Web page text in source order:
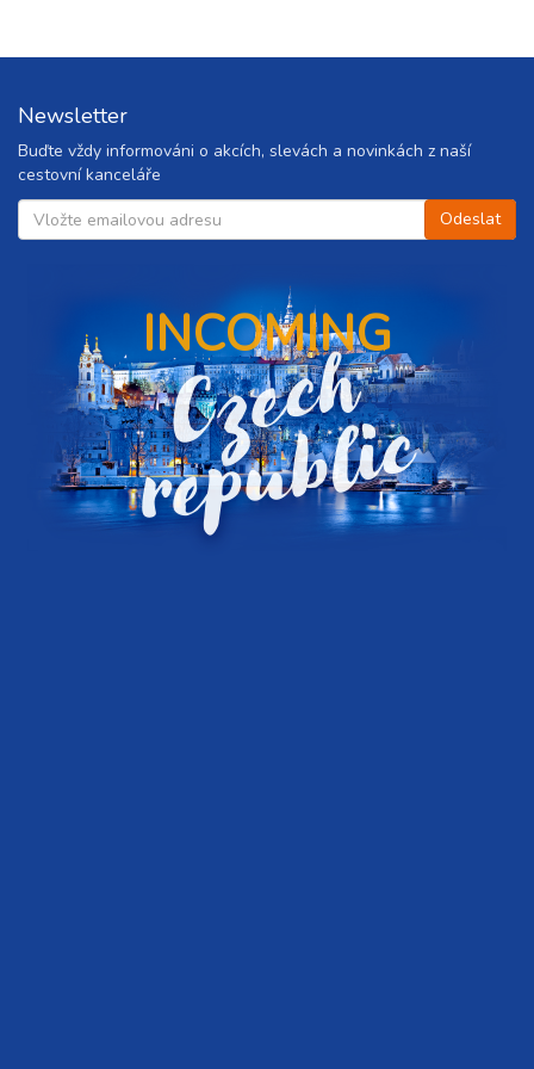
Newsletter
Buďte vždy informováni o akcích, slevách a novinkách z naší
cestovní kanceláře
INCOMING
C
z
e
c
h
r
e
p
u
b
l
i
c